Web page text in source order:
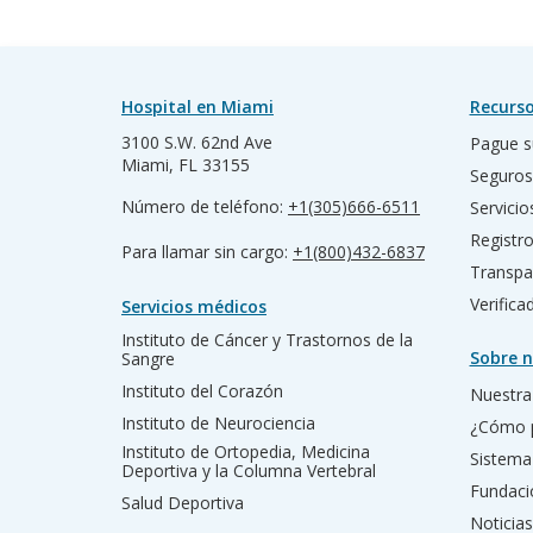
Hospital en Miami
3100 S.W. 62nd Ave
Miami, FL 33155
Número de teléfono: +1(305)666-6511
Para llamar sin cargo: +1(800)432-6837
Servicios médicos
Instituto de Cáncer y Trastornos de la
Sangre
Instituto del Corazón
Instituto de Neurociencia
Instituto de Ortopedia, Medicina
Deportiva y la Columna Vertebral
Salud Deportiva
Pague
Sobre
¿Cómo